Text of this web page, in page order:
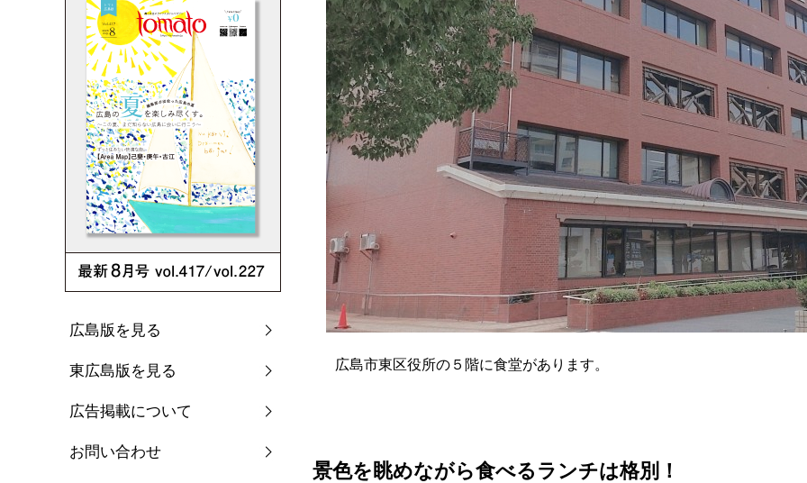
広島市東区役所の５階に食堂があります。
景色を眺めながら食べるランチは格別！
広島版を見る
東広島版を見る
広告掲載について
お問い合わせ